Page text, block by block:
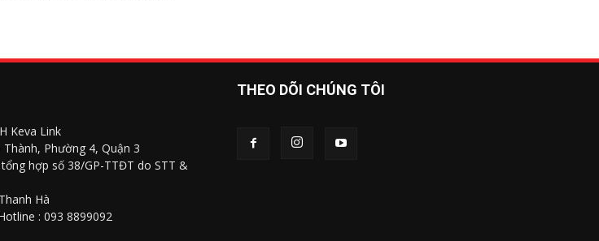
Keva Link
Phường 4, Quận 3
hợp số 38/GP-TTĐT do STT &
Hà
: 093 8899092
THEO DÕI CHÚNG TÔI